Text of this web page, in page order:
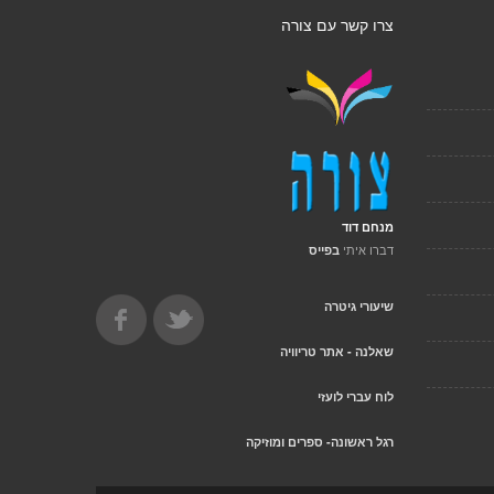
צרו קשר עם צורה
מנחם דוד
דברו איתי בפייס
שיעורי גיטרה
שאלנה - אתר טריוויה
לוח עברי לועזי
רגל ראשונה- ספרים ומוזיקה